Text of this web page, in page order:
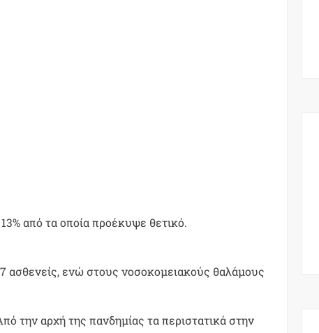
από τα οποία προέκυψε θετικό.
ασθενείς, ενώ στους νοσοκομειακούς θαλάμους
την αρχή της πανδημίας τα περιστατικά στην